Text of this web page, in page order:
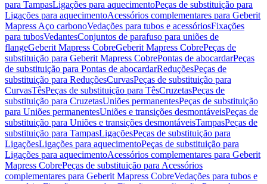
para TampasLigações para aquecimentoPeças de substituição para
Ligações para aquecimentoAcessórios complementares para Geberit
Mapress Aço carbonoVedações para tubos e acessóriosFixações
para tubosVedantesConjuntos de parafuso para uniões de
flangeGeberit Mapress CobreGeberit Mapress CobrePeças de
substituição para Geberit Mapress CobrePontas de abocardarPeças
de substituição para Pontas de abocardarReduçõesPeças de
substituição para ReduçõesCurvasPeças de substituição para
CurvasTêsPeças de substituição para TêsCruzetasPeças de
substituição para CruzetasUniões permanentesPeças de substituição
para Uniões permanentesUniões e transições desmontáveisPeças de
substituição para Uniões e transições desmontáveisTampasPeças de
substituição para TampasLigaçõesPeças de substituição para
LigaçõesLigações para aquecimentoPeças de substituição para
Ligações para aquecimentoAcessórios complementares para Geberit
Mapress CobrePeças de substituição para Acessórios
complementares para Geberit Mapress CobreVedações para tubos e